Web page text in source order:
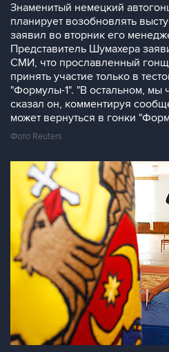
Знаменитый немецкий
планирует возобновлять
заявил во вторник его
Представитель Шумахера
СМИ, что прославленный
принять участие только в
"Формулы-1". "В остальном, мы
сказал он, комментируя
может вернуться в гонки
Фото Reuters